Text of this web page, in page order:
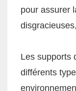
pour assurer
Les supports
différents